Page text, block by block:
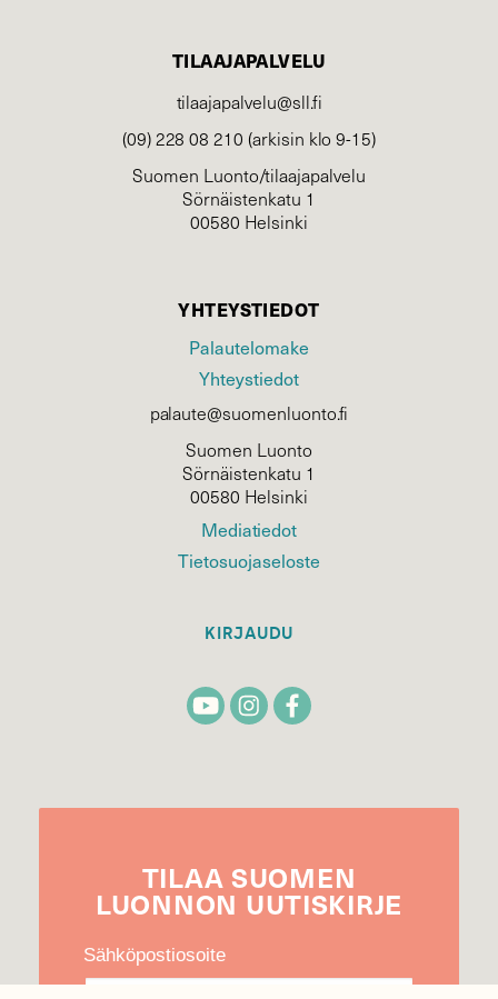
TILAAJAPALVELU
tilaajapalvelu@sll.fi
(09) 228 08 210 (arkisin klo 9-15)
Suomen Luonto/tilaajapalvelu
Sörnäistenkatu 1
00580 Helsinki
YHTEYSTIEDOT
Palautelomake
Yhteystiedot
palaute@suomenluonto.fi
Suomen Luonto
Sörnäistenkatu 1
00580 Helsinki
Mediatiedot
Tietosuojaseloste
KIRJAUDU
TILAA SUOMEN
LUONNON UUTIS­KIRJE
Sähköpostiosoite